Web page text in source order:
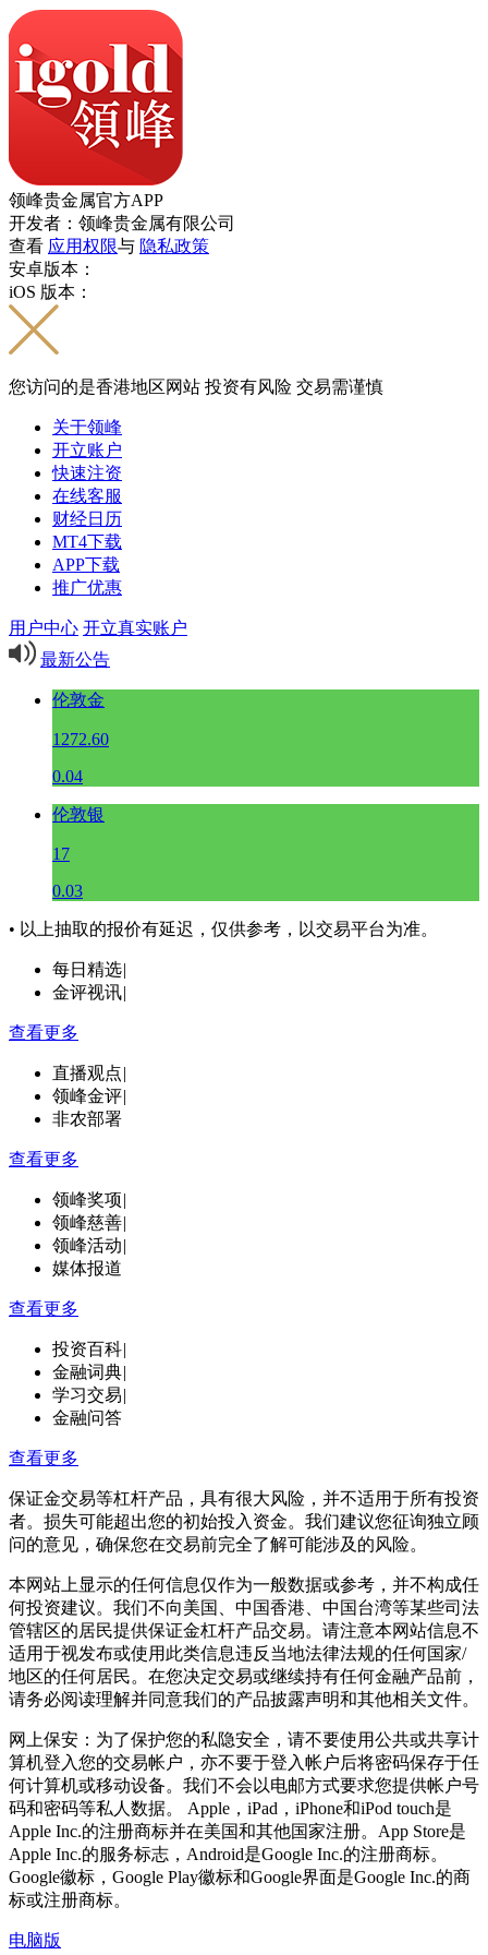
领峰贵金属官方APP
开发者：领峰贵金属有限公司
查看 应用权限与 隐私政策
安卓版本：
iOS 版本：
您访问的是香港地区网站 投资有风险 交易需谨慎
关于领峰
开立账户
快速注资
在线客服
财经日历
MT4下载
APP下载
推广优惠
用户中心 开立真实账户
最新公告
伦敦金
1272.60
0.04
伦敦银
17
0.03
• 以上抽取的报价有延迟，仅供参考，以交易平台为准。
每日精选|
金评视讯|
查看更多
直播观点|
领峰金评|
非农部署
查看更多
领峰奖项|
领峰慈善|
领峰活动|
媒体报道
查看更多
投资百科|
金融词典|
学习交易|
金融问答
查看更多
保证金交易等杠杆产品，具有很大风险，并不适用于所有投资
者。损失可能超出您的初始投入资金。我们建议您征询独立顾
问的意见，确保您在交易前完全了解可能涉及的风险。
本网站上显示的任何信息仅作为一般数据或参考，并不构成任
何投资建议。我们不向美国、中国香港、中国台湾等某些司法
管辖区的居民提供保证金杠杆产品交易。请注意本网站信息不
适用于视发布或使用此类信息违反当地法律法规的任何国家/
地区的任何居民。在您决定交易或继续持有任何金融产品前，
请务必阅读理解并同意我们的产品披露声明和其他相关文件。
网上保安：为了保护您的私隐安全，请不要使用公共或共享计
算机登入您的交易帐户，亦不要于登入帐户后将密码保存于任
何计算机或移动设备。我们不会以电邮方式要求您提供帐户号
码和密码等私人数据。 Apple，iPad，iPhone和iPod touch是
Apple Inc.的注册商标并在美国和其他国家注册。App Store是
Apple Inc.的服务标志，Android是Google Inc.的注册商标。
Google徽标，Google Play徽标和Google界面是Google Inc.的商
标或注册商标。
电脑版